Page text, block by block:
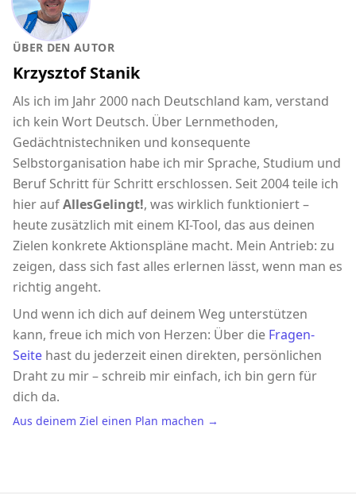
ÜBER DEN AUTOR
Krzysztof Stanik
Als ich im Jahr 2000 nach Deutschland kam, verstand
ich kein Wort Deutsch. Über Lernmethoden,
Gedächtnistechniken und konsequente
Selbstorganisation habe ich mir Sprache, Studium und
Beruf Schritt für Schritt erschlossen. Seit 2004 teile ich
hier aufAllesGelingt!, was wirklich funktioniert –
heute zusätzlich mit einem KI-Tool, das aus deinen
Zielen konkrete Aktionspläne macht. Mein Antrieb: zu
zeigen, dass sich fast alles erlernen lässt, wenn man es
richtig angeht.
Und wenn ich dich auf deinem Weg unterstützen
kann, freue ich mich von Herzen: Über die Fragen-
Seite hast du jederzeit einen direkten, persönlichen
Draht zu mir – schreib mir einfach, ich bin gern für
dich da.
Aus deinem Ziel einen Plan machen →